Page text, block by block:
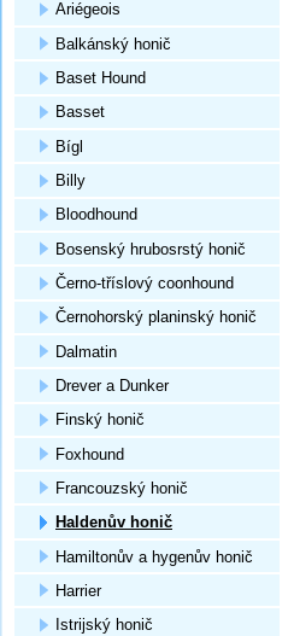
Ariégeois
Balkánský honič
Baset Hound
Basset
Bígl
Billy
Bloodhound
Bosenský hrubosrstý honič
Černo-tříslový coonhound
Černohorský planinský honič
Dalmatin
Drever a Dunker
Finský honič
Foxhound
Francouzský honič
Haldenův honič
Hamiltonův a hygenův honič
Harrier
Istrijský honič